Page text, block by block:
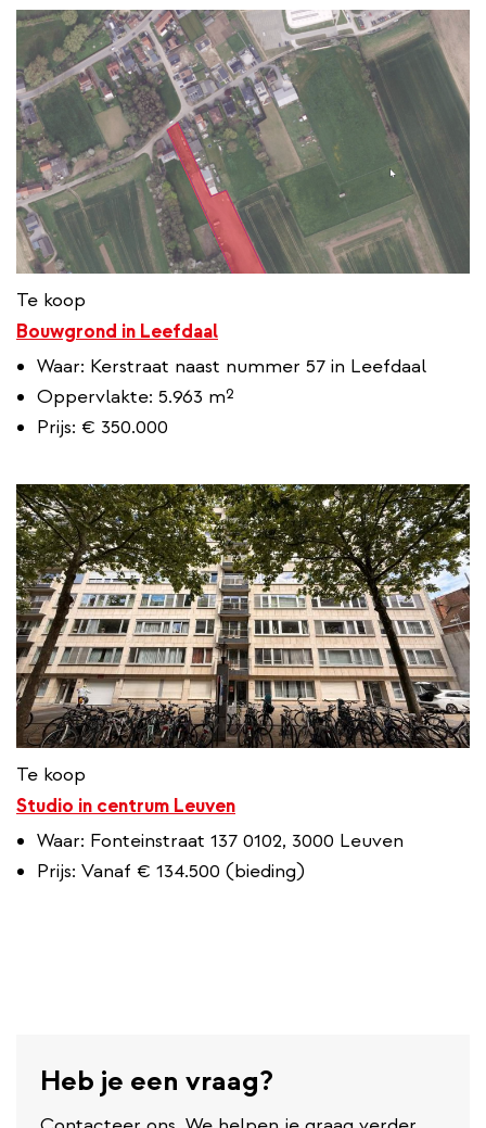
Te koop
Bouwgrond in Leefdaal
Waar: Kerstraat naast nummer 57 in Leefdaal
Oppervlakte: 5.963 m²
Prijs: € 350.000
Te koop
Studio in centrum Leuven
Waar: Fonteinstraat 137 0102, 3000 Leuven
Prijs: Vanaf € 134.500 (bieding)
Heb je een vraag?